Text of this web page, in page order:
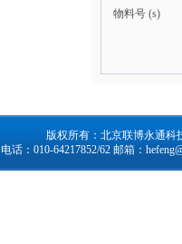
物料号 (s)
版权所有：北京联博永通科
电话：010-64217852/62 邮箱：